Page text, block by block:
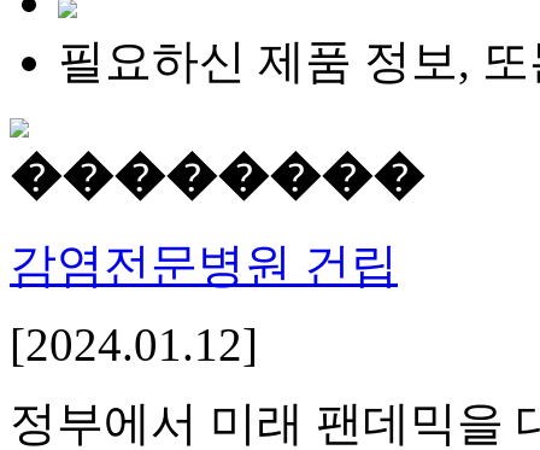
필요하신 제품 정보,
감염전문병원 건립
[2024.01.12]
정부에서 미래 팬데믹을